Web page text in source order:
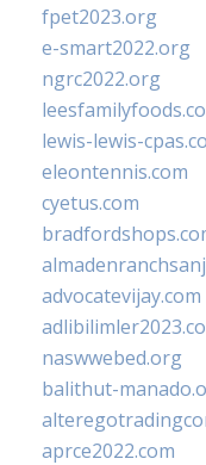
fpet2023.org
e-smart2022.org
ngrc2022.org
lewis-lewis-
eleontennis.com
cyetus.com
advocatevijay.com
naswwebed.org
balithut-
aprce2022.com